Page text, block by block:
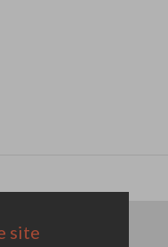
site